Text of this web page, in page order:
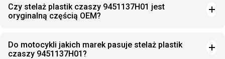
Czy stelaż plastik czaszy 9451137H01 jest
oryginalną częścią OEM?
Do motocykli jakich marek pasuje stelaż plastik
czaszy 9451137H01?